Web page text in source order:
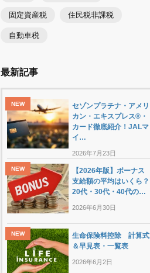
固定資産税 住民税非課税
自動車税
最新記事
セゾンプラチナ・アメリ
カン・エキスプレス®・
カード徹底紹介！JALマ
イ…
2026年7月23日
【2026年版】ボーナス
支給額の平均はいくら？
20代・30代・40代の…
2026年6月30日
生命保険料控除 計算式
＆早見表・一覧表
2026年6月2日